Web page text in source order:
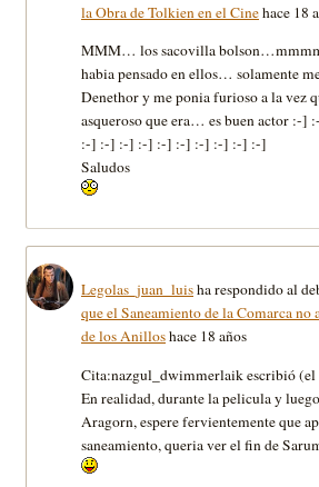
la Obra de Tolkien en el Cinehace 18
MMM… los sacovilla
habia pensado en ellos… solamente
Denethor y me ponia furioso a la vez
asqueroso que era… es buen actor
:-] :-] :-] :-] :-] :-] :-] :-] :-] :-]
Saludos
Legolas_juan_luisha respondido al
que el Saneamiento de la Comarca no
de los Anilloshace 18 años
Cita:nazgul_dwimmerlaik escribió (el
En realidad, durante la pelicula y
Aragorn, espere fervientemente que
saneamiento, queria ver el fin de